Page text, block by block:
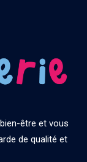
être et vous
de qualité et